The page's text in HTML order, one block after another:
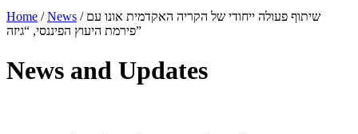
Home /News / שיתוף פעולה ייחודי של הקריה האקדמית אונו עם
פירמת היעוץ הפיננסי, “גיזה”
News and Updates